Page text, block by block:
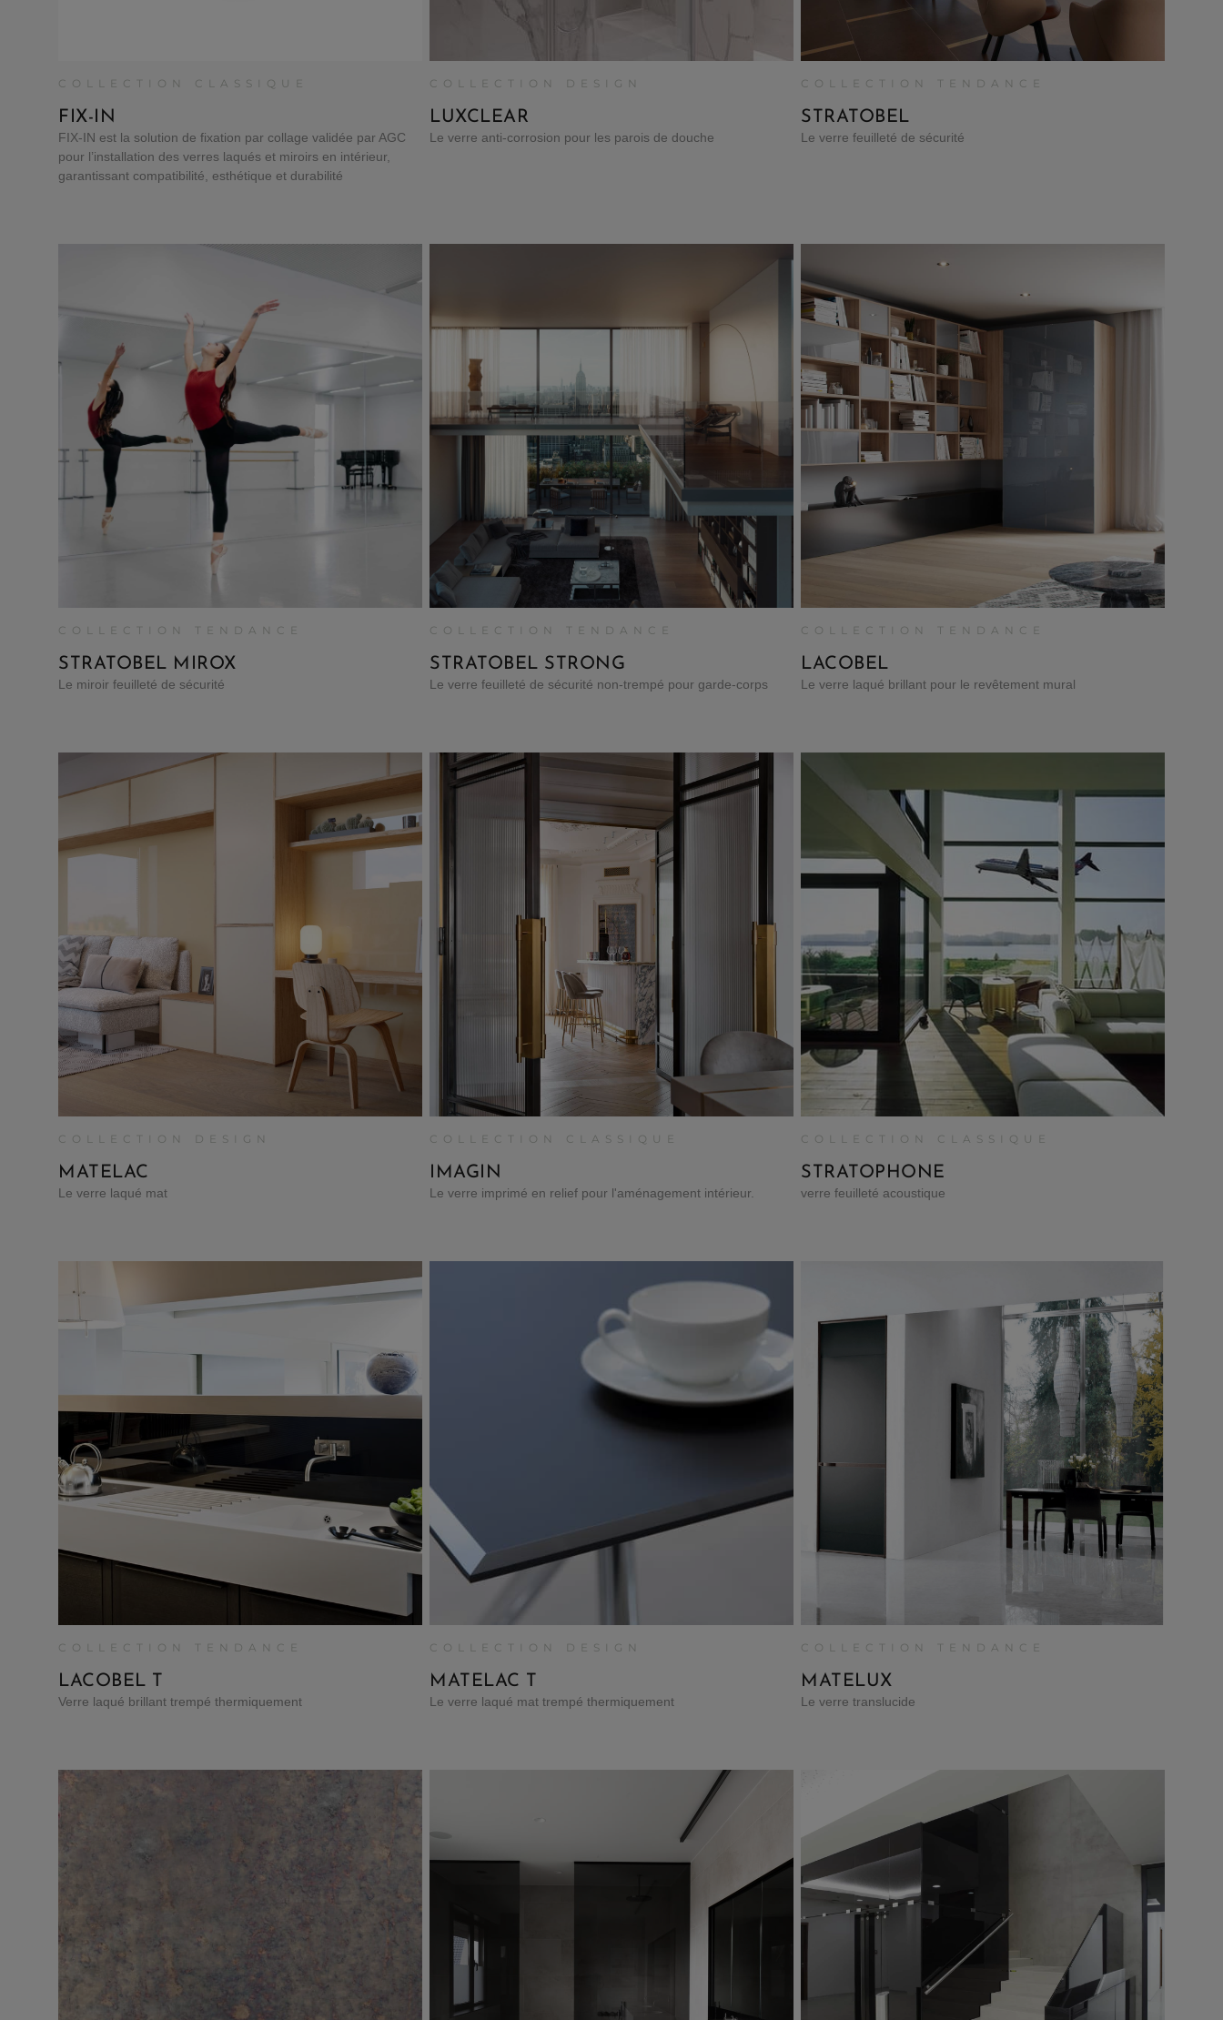
COLLECTION CLASSIQUE
FIX-IN
FIX-IN est la solution de fixation par collage validée par AGC
pour l’installation des verres laqués et miroirs en intérieur,
garantissant compatibilité, esthétique et durabilité
COLLECTION DESIGN
LUXCLEAR
Le verre anti-corrosion pour les parois de douche
COLLECTION TENDANCE
STRATOBEL
Le verre feuilleté de sécurité
COLLECTION TENDANCE
STRATOBEL MIROX
Le miroir feuilleté de sécurité
COLLECTION TENDANCE
STRATOBEL STRONG
Le verre feuilleté de sécurité non-trempé pour garde-corps
COLLECTION TENDANCE
LACOBEL
Le verre laqué brillant pour le revêtement mural
COLLECTION DESIGN
MATELAC
Le verre laqué mat
COLLECTION CLASSIQUE
IMAGIN
Le verre imprimé en relief pour l'aménagement intérieur.
COLLECTION CLASSIQUE
STRATOPHONE
verre feuilleté acoustique
COLLECTION TENDANCE
LACOBEL T
Verre laqué brillant trempé thermiquement
COLLECTION DESIGN
MATELAC T
Le verre laqué mat trempé thermiquement
COLLECTION TENDANCE
MATELUX
Le verre translucide